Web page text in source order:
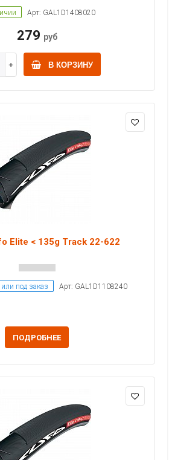
Арт: GAL1D1408020
279 руб
В КОРЗИНУ
Elite < 135g Track 22-622
под заказ Арт: GAL1D1108240
ПОДРОБНЕЕ